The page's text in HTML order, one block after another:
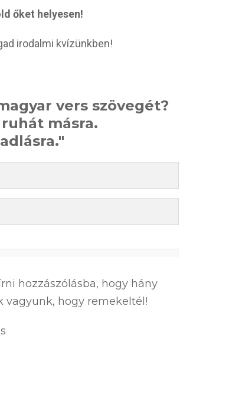
őket helyesen!
irodalmi kvízünkben!
vers szövegét?
másra.
hozzászólásba, hogy hány
vagyunk, hogy remekeltél!